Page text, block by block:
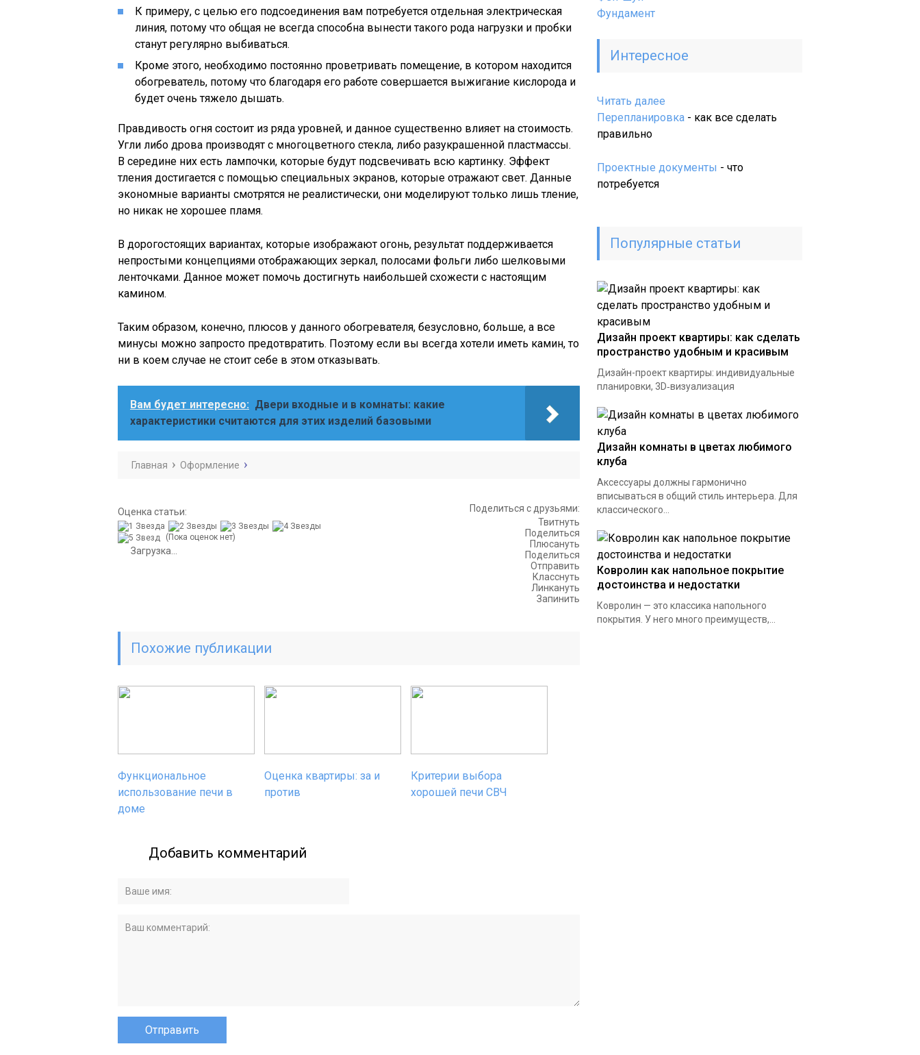
К примеру, с целью его подсоединения вам потребуется отдельная электрическая
линия, потому что общая не всегда способна вынести такого рода нагрузки и пробки
станут регулярно выбиваться.
Кроме этого, необходимо постоянно проветривать помещение, в котором находится
обогреватель, потому что благодаря его работе совершается выжигание кислорода и
будет очень тяжело дышать.
Правдивость огня состоит из ряда уровней, и данное существенно влияет на стоимость.
Угли либо дрова производят с многоцветного стекла, либо разукрашенной пластмассы.
В середине них есть лампочки, которые будут подсвечивать всю картинку. Эффект
тления достигается с помощью специальных экранов, которые отражают свет. Данные
экономные варианты смотрятся не реалистически, они моделируют только лишь тление,
но никак не хорошее пламя.
В дорогостоящих вариантах, которые изображают огонь, результат поддерживается
непростыми концепциями отображающих зеркал, полосами фольги либо шелковыми
ленточками. Данное может помочь достигнуть наибольшей схожести с настоящим
камином.
Таким образом, конечно, плюсов у данного обогревателя, безусловно, больше, а все
минусы можно запросто предотвратить. Поэтому если вы всегда хотели иметь камин, то
ни в коем случае не стоит себе в этом отказывать.
Вам будет интересно: Двери входные и в комнаты: какие
характеристики считаются для этих изделий базовыми
Главная Оформление
Оценка статьи:
(Пока оценок нет)
Загрузка...
Поделиться с друзьями:
Твитнуть
Поделиться
Плюсануть
Поделиться
Отправить
Класснуть
Линкануть
Запинить
Похожие публикации
Функциональное
использование печи в
доме
Оценка квартиры: за и
против
Критерии выбора
хорошей печи СВЧ
Добавить комментарий
Фундамент
Интересное
Читать далее
Электрические
камины:
Перепланировка - как все сделать
правильно
Проектные документы - что
потребуется
Популярные статьи
Дизайн проект квартиры: как сделать
пространство удобным и красивым
Дизайн-проект квартиры: индивидуальные
планировки, 3D‑визуализация
Дизайн комнаты в цветах любимого
клуба
Аксессуары должны гармонично
вписываться в общий стиль интерьера. Для
классического...
Ковролин как напольное покрытие
достоинства и недостатки
Ковролин — это классика напольного
покрытия. У него много преимуществ,...